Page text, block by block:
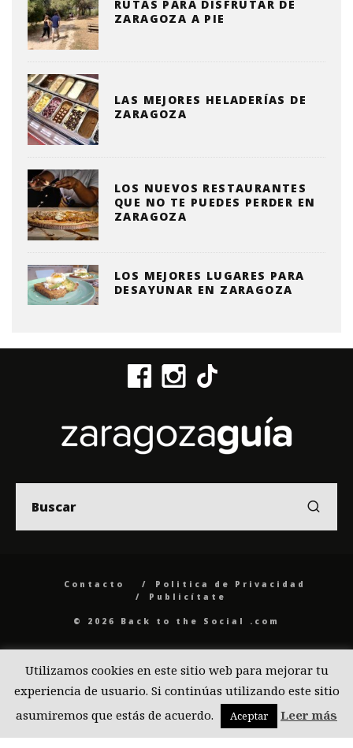
RUTAS PARA DISFRUTAR DE
ZARAGOZA A PIE
LAS MEJORES HELADERÍAS DE
ZARAGOZA
LOS NUEVOS RESTAURANTES
QUE NO TE PUEDES PERDER EN
ZARAGOZA
LOS MEJORES LUGARES PARA
DESAYUNAR EN ZARAGOZA
Contacto
Politica de Privacidad
Publicítate
© 2026 Back to the Social .com
Utilizamos cookies en este sitio web para mejorar tu
experiencia de usuario. Si continúas utilizando este sitio
asumiremos que estás de acuerdo.
Aceptar Leer más